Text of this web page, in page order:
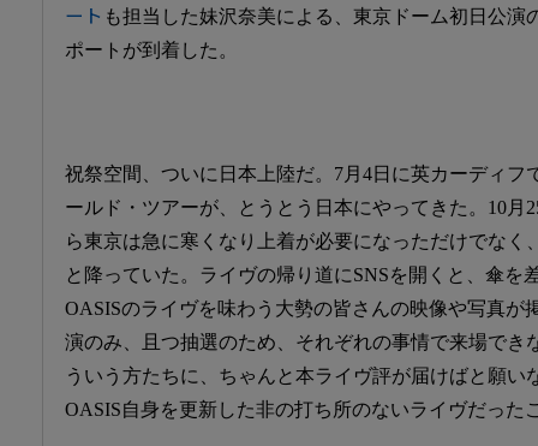
ート も担当した妹沢奈美による、東京ドーム初日公演
ポートが到着した。
祝祭空間、ついに日本上陸だ。7月4日に英カーディフ
ールド・ツアーが、とうとう日本にやってきた。10月
ら東京は急に寒くなり上着が必要になっただけでなく
と降っていた。ライヴの帰り道にSNSを開くと、傘を
OASISのライヴを味わう大勢の皆さんの映像や写真が
演のみ、且つ抽選のため、それぞれの事情で来場でき
ういう方たちに、ちゃんと本ライヴ評が届けばと願い
OASIS自身を更新した非の打ち所のないライヴだった